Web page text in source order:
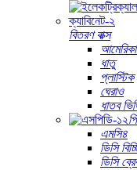
বিতরণ বাক্স
ধাতু
প্লাস্টিক
ঘেরাও
ধাতব
এমসি৪
ডিসি
ডিসি